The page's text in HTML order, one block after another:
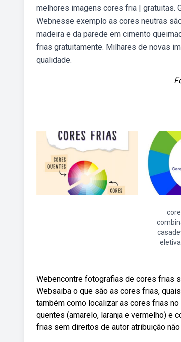
melhores imagens cores fria | gratuitas.
Webnesse exemplo as cores neutras
madeira e da parede em cimento
frias gratuitamente. Milhares de novas
qualidade.
Webencontre fotografias de cores frias
Websaiba o que são as cores frias,
também como localizar as cores frias
quentes (amarelo, laranja e vermelho) e
frias sem direitos de autor atribuição